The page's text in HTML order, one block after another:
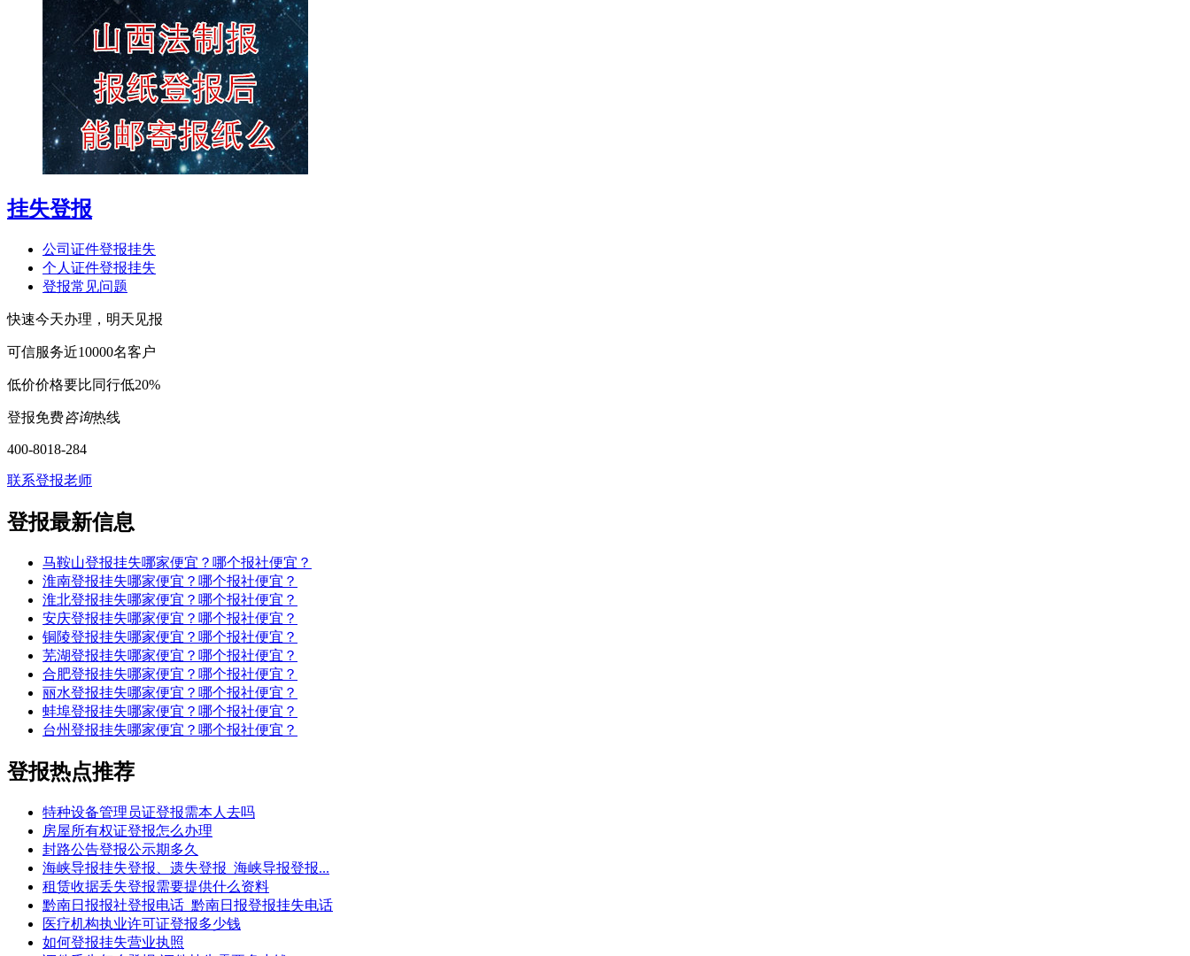
挂失登报
公司证件登报挂失
个人证件登报挂失
登报常见问题
快速今天办理，明天见报
可信服务近10000名客户
低价价格要比同行低20%
登报免费咨询热线
400-8018-284
联系登报老师
登报最新信息
马鞍山登报挂失哪家便宜？哪个报社便宜？
淮南登报挂失哪家便宜？哪个报社便宜？
淮北登报挂失哪家便宜？哪个报社便宜？
安庆登报挂失哪家便宜？哪个报社便宜？
铜陵登报挂失哪家便宜？哪个报社便宜？
芜湖登报挂失哪家便宜？哪个报社便宜？
合肥登报挂失哪家便宜？哪个报社便宜？
丽水登报挂失哪家便宜？哪个报社便宜？
蚌埠登报挂失哪家便宜？哪个报社便宜？
台州登报挂失哪家便宜？哪个报社便宜？
登报热点推荐
特种设备管理员证登报需本人去吗
房屋所有权证登报怎么办理
封路公告登报公示期多久
海峡导报挂失登报、遗失登报_海峡导报登报...
租赁收据丢失登报需要提供什么资料
黔南日报报社登报电话_黔南日报登报挂失电话
医疗机构执业许可证登报多少钱
如何登报挂失营业执照